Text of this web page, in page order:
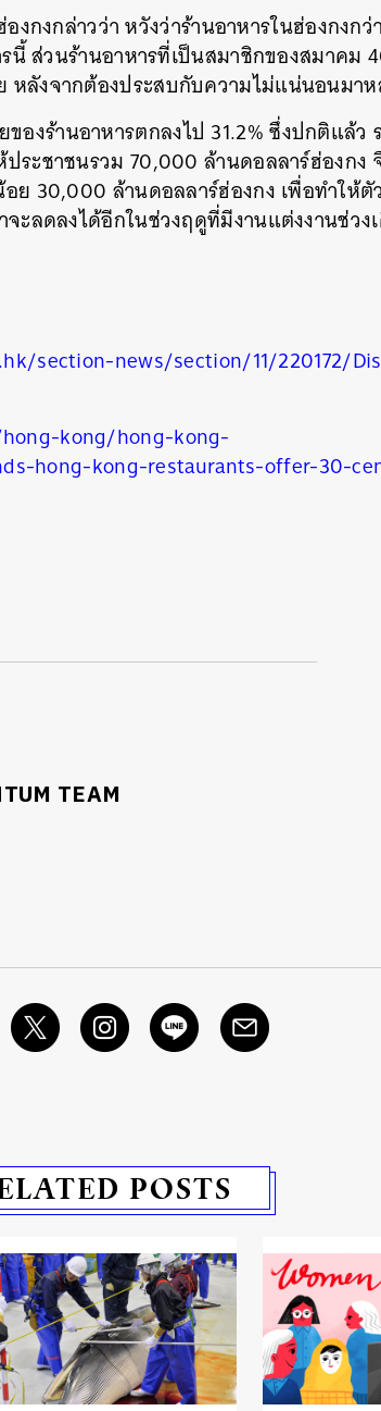
กงกล่าวว่า หวังว่าร้านอาหารในฮ่องกงกว่
นี้ ส่วนร้านอาหารที่เป็นสมาชิกของสมาคม
หลังจากต้องประสบกับความไม่แน่นอนมา
องร้านอาหารตกลงไป 31.2% ซึ่งปกติแล้ว
ระชาชนรวม 70,000 ล้านดอลลาร์ฮ่องกง
ย 30,000 ล้านดอลลาร์ฮ่องกง เพื่อทำให้ตั
ะลดลงได้อีกในช่วงฤดูที่มีงานแต่งงานช่ว
section-news/section/11/220172/
kong/hong-kong-
hong-kong-restaurants-offer-30-
TEAM
POSTS